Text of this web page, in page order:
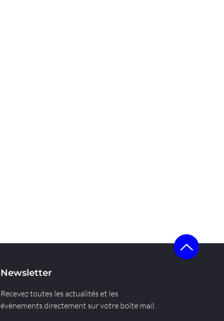
Newsletter
Recevez toutes les actualités et les
évènements directement sur votre boîte mail.